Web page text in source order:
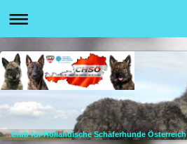
Club für Holländische Schäferhunde Österreich